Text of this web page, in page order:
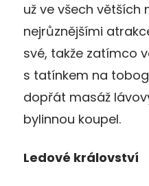
už ve všech větších
nejrůznějšími
své, takže zatímco
s tatínkem na
dopřát masáž
bylinnou koupel.
Ledové království